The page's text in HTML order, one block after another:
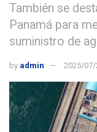
También se
Panamá para
suministro de
by admin 2025/07/